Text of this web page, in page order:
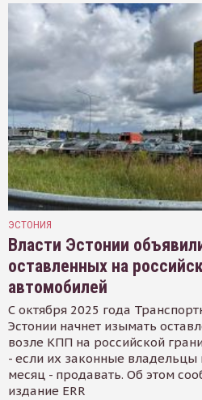
ЭСТОНИЯ
Власти Эстонии
оставленных на
автомобилей
С октября 2025 года
Эстонии начнет изымать
возле КПП на российской
- если их законные владельцы
месяц - продавать. Об этом
издание ERR